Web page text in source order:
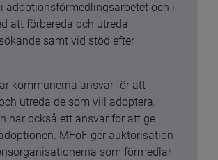
adoptionsförmedlingsarbetet och i
att förbereda och utreda
samt vid stöd efter
kommunerna ansvar för att
utreda de som vill adoptera.
har också ett ansvar för att ge
MFoF ger auktorisation
som förmedlar